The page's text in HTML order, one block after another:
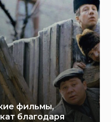
фильмы,
благодаря